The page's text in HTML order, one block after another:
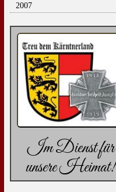
2007
Im Dienst für
unsere Heimat!